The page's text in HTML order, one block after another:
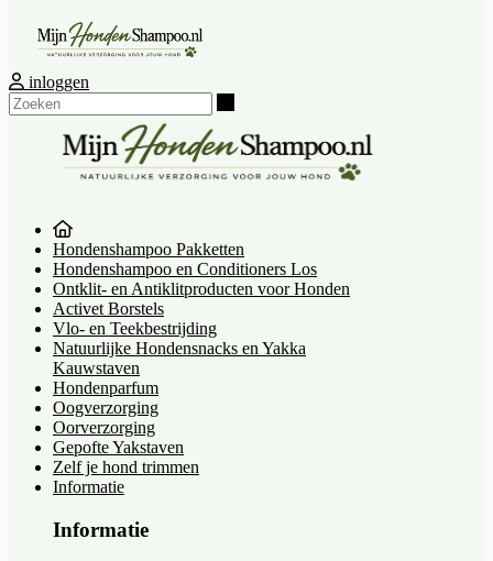
inloggen
Hondenshampoo Pakketten
Hondenshampoo en Conditioners Los
Ontklit- en Antiklitproducten voor Honden
Activet Borstels
Vlo- en Teekbestrijding
Natuurlijke Hondensnacks en Yakka
Kauwstaven
Hondenparfum
Oogverzorging
Oorverzorging
Gepofte Yakstaven
Zelf je hond trimmen
Informatie
Informatie